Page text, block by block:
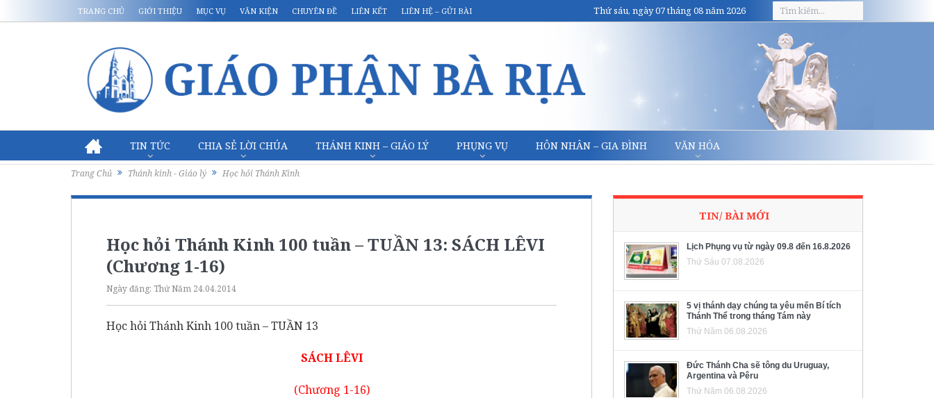
TRANG CHỦ GIỚI THIỆU MỤC VỤ VĂN KIỆN CHUYÊN ĐỀ LIÊN KẾT LIÊN HỆ – GỬI BÀI Thứ sáu, ngày 07 tháng 08 năm 2026
TIN TỨC CHIA SẺ LỜI CHÚA THÁNH KINH – GIÁO LÝ PHỤNG VỤ HÔN NHÂN – GIA ĐÌNH VĂN HÓA
Trang Chủ Thánh kinh - Giáo lý Học hỏi Thánh Kinh
Học hỏi Thánh Kinh 100 tuần – TUẦN 13: SÁCH LÊVI
(Chương 1-16)
Ngày đăng: Thứ Năm 24.04.2014
Học hỏi Thánh Kinh 100 tuần – TUẦN 13
SÁCH LÊVI
(Chương 1-16)
TIN/ BÀI MỚI
Lịch Phụng vụ từ ngày 09.8 đến 16.8.2026
Thứ Sáu 07.08.2026
5 vị thánh dạy chúng ta yêu mến Bí tích
Thánh Thể trong tháng Tám này
Thứ Năm 06.08.2026
Đức Thánh Cha sẽ tông du Uruguay,
Argentina và Pêru
Thứ Năm 06.08.2026